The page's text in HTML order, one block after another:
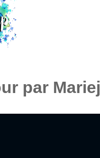
par